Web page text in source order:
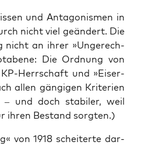
und Ant­ago­nis­men in
nicht viel geän­dert. Die
nicht an ihrer »Unge­rech­
Die Ord­nung von
Herr­schaft und »Eiser­
allen gän­gi­gen Kri­te­ri­en
– und doch sta­bi­ler, weil
ihren Bestand sorgten.)
von 1918 schei­ter­te dar­